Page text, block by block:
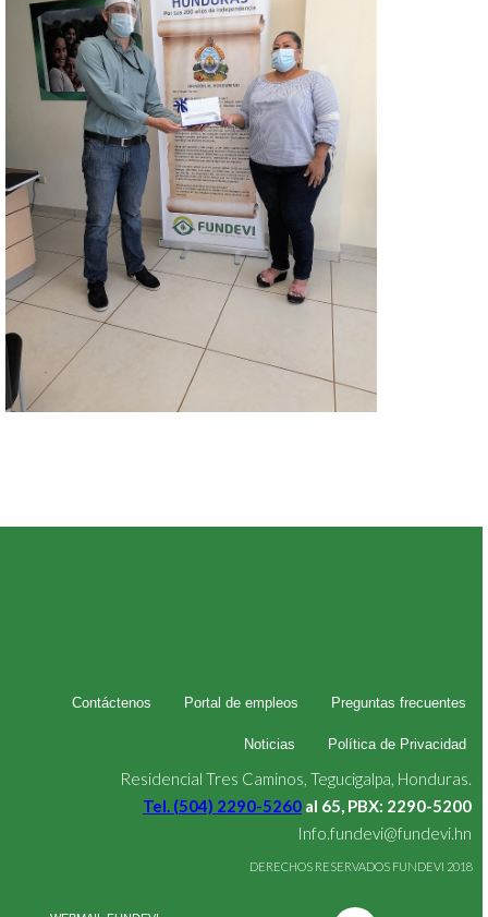
Contáctenos Portal de empleos Preguntas frecuentes
Noticias Política de Privacidad
Residencial Tres Caminos, Tegucigalpa, Honduras.
Tel. (504) 2290-5260 al 65, PBX: 2290-5200
Info.fundevi@fundevi.hn
DERECHOS RESERVADOS FUNDEVI 2018